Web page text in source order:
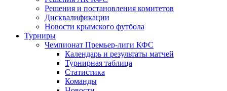
Решения и постановления комитетов
Дисквалификации
Новости крымского футбола
Турниры
Чемпионат Премьер-лиги КФС
Календарь и результаты матчей
Турнирная таблица
Статистика
Команды